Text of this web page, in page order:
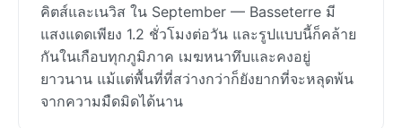
คิตส์และเนวิส ใน September — Basseterre มี
แสงแดดเพียง 1.2 ชั่วโมงต่อวัน และรูปแบบนี้ก็คล้าย
กันในเกือบทุกภูมิภาค เมฆหนาทึบและคงอยู่
ยาวนาน แม้แต่พื้นที่ที่สว่างกว่าก็ยังยากที่จะหลุดพ้น
จากความมืดมิดได้นาน